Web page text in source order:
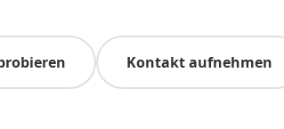
Kontakt aufnehmen